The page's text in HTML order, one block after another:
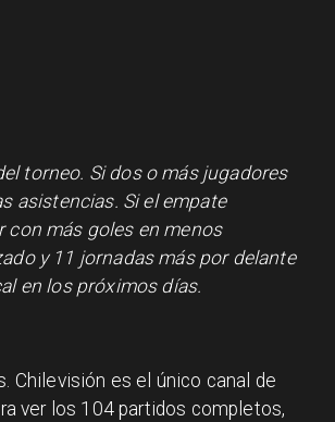
torneo. Si dos o más jugadores
asistencias. Si el empate
con más goles en menos
y 11 jornadas más por delante
en los próximos días.
Chilevisión es el único canal de
ver los 104 partidos completos,